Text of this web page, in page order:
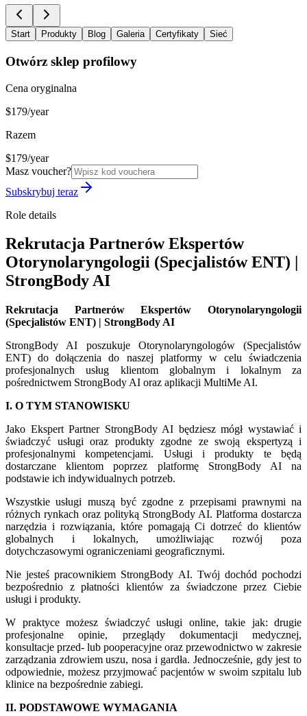
Start Produkty Blog Galeria Certyfikaty Sieć
Otwórz sklep profilowy
Cena oryginalna
$179/year
Razem
$179/year
Masz voucher?
Subskrybuj teraz
Role details
Rekrutacja Partnerów Ekspertów
Otorynolaryngologii (Specjalistów ENT) |
StrongBody AI
Rekrutacja Partnerów Ekspertów Otorynolaryngologii
(Specjalistów ENT) | StrongBody AI
StrongBody AI poszukuje Otorynolaryngologów (Specjalistów
ENT) do dołączenia do naszej platformy w celu świadczenia
profesjonalnych usług klientom globalnym i lokalnym za
pośrednictwem StrongBody AI oraz aplikacji MultiMe AI.
I. O TYM STANOWISKU
Jako Ekspert Partner StrongBody AI będziesz mógł wystawiać i
świadczyć usługi oraz produkty zgodne ze swoją ekspertyzą i
profesjonalnymi kompetencjami. Usługi i produkty te będą
dostarczane klientom poprzez platformę StrongBody AI na
podstawie ich indywidualnych potrzeb.
Wszystkie usługi muszą być zgodne z przepisami prawnymi na
różnych rynkach oraz polityką StrongBody AI. Platforma dostarcza
narzędzia i rozwiązania, które pomagają Ci dotrzeć do klientów
globalnych i lokalnych, umożliwiając rozwój poza
dotychczasowymi ograniczeniami geograficznymi.
Nie jesteś pracownikiem StrongBody AI. Twój dochód pochodzi
bezpośrednio z płatności klientów za świadczone przez Ciebie
usługi i produkty.
W praktyce możesz świadczyć usługi online, takie jak: drugie
profesjonalne opinie, przeglądy dokumentacji medycznej,
konsultacje przed- lub pooperacyjne oraz przewodnictwo w zakresie
zarządzania zdrowiem uszu, nosa i gardła. Jednocześnie, gdy jest to
odpowiednie, możesz przyjmować pacjentów w swoim szpitalu lub
klinice na bezpośrednie zabiegi.
II. PODSTAWOWE WYMAGANIA